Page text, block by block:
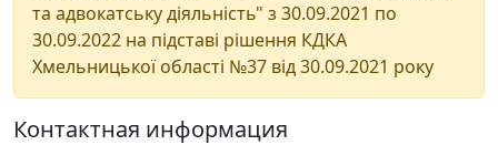
та адвокатську діяльність" з 30.09.2021 по
30.09.2022 на підставі рішення КДКА
Хмельницької області №37 від 30.09.2021 року
Контактная информация